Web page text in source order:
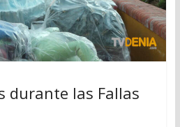
durante las Fallas